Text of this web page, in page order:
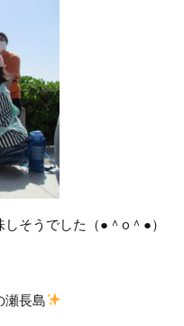
そうでした（●＾o＾●）
瀬長島